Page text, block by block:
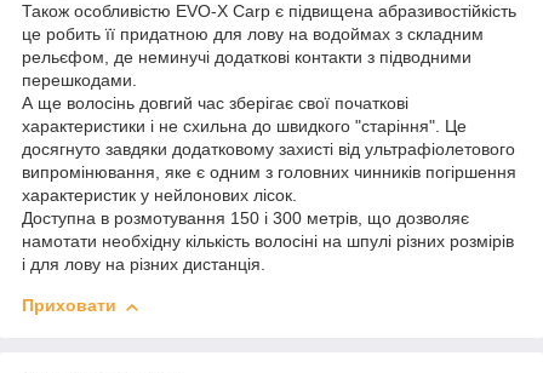
Також особливістю EVO-X Carp є підвищена абразивостійкість
це робить її придатною для лову на водоймах з складним
рельєфом, де неминучі додаткові контакти з підводними
перешкодами.
А ще волосінь довгий час зберігає свої початкові
характеристики і не схильна до швидкого "старіння". Це
досягнуто завдяки додатковому захисті від ультрафіолетового
випромінювання, яке є одним з головних чинників погіршення
характеристик у нейлонових лісок.
Доступна в розмотування 150 і 300 метрів, що дозволяє
намотати необхідну кількість волосіні на шпулі різних розмірів
і для лову на різних дистанція.
Приховати